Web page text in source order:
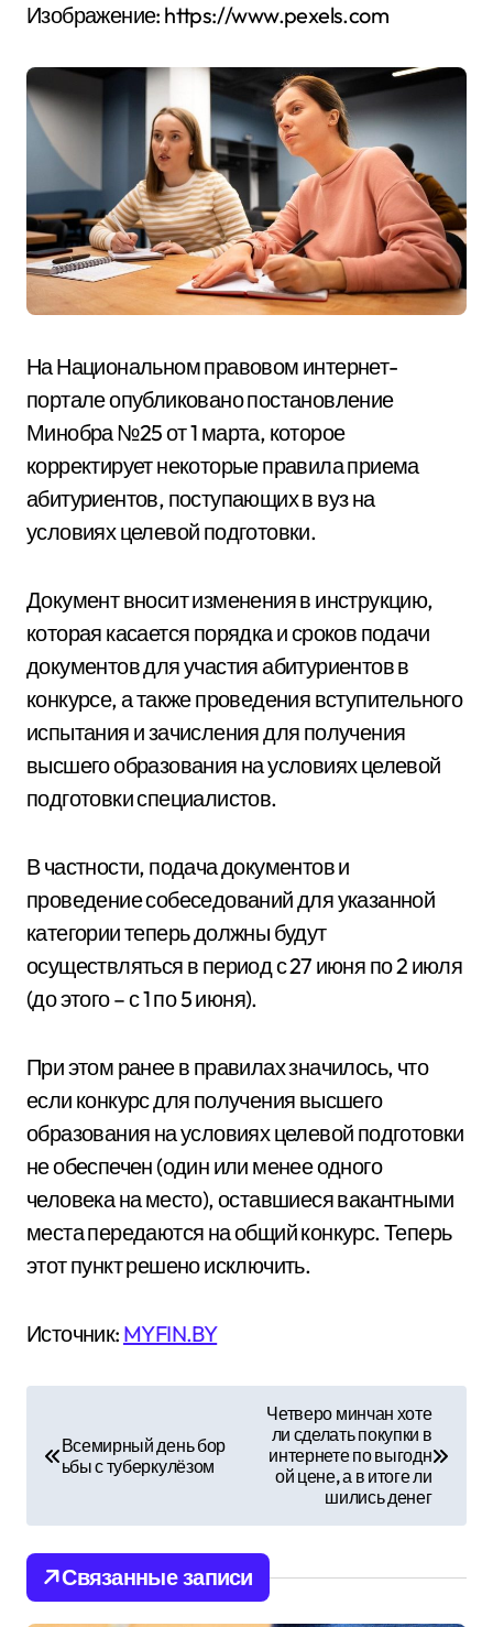
Изображение: https://www.pexels.com
На Национальном правовом интернет-
портале опубликовано постановление
Минобра №25 от 1 марта, которое
корректирует некоторые правила приема
абитуриентов, поступающих в вуз на
условиях целевой подготовки.
Документ вносит изменения в инструкцию,
которая касается порядка и сроков подачи
документов для участия абитуриентов в
конкурсе, а также проведения вступительного
испытания и зачисления для получения
высшего образования на условиях целевой
подготовки специалистов.
В частности, подача документов и
проведение собеседований для указанной
категории теперь должны будут
осуществляться в период с 27 июня по 2 июля
(до этого – с 1 по 5 июня).
При этом ранее в правилах значилось, что
если конкурс для получения высшего
образования на условиях целевой подготовки
не обеспечен (один или менее одного
человека на место), оставшиеся вакантными
места передаются на общий конкурс. Теперь
этот пункт решено исключить.
Источник: MYFIN.BY
и
г
Всемирный день бор
ьбы с туберкулёзом
Четверо минчан хоте
ли сделать покупки в
интернете по выгодн
ой цене, а в итоге ли
шились денег
Связанные записи